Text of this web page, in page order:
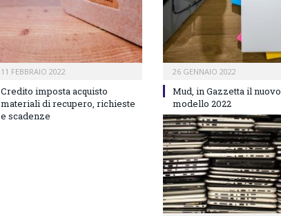
11 FEBBRAIO 2022
Credito imposta acquisto
materiali di recupero, richieste
e scadenze
26 GENNAIO 2022
Mud, in Gazzetta il nuovo
modello 2022